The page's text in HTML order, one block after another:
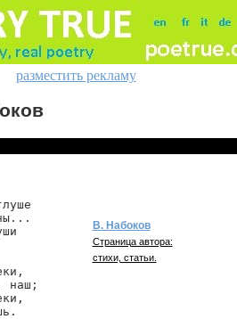
разместить рекламу
наш;
В. Набоков
Страница автора:
стихи, статьи.